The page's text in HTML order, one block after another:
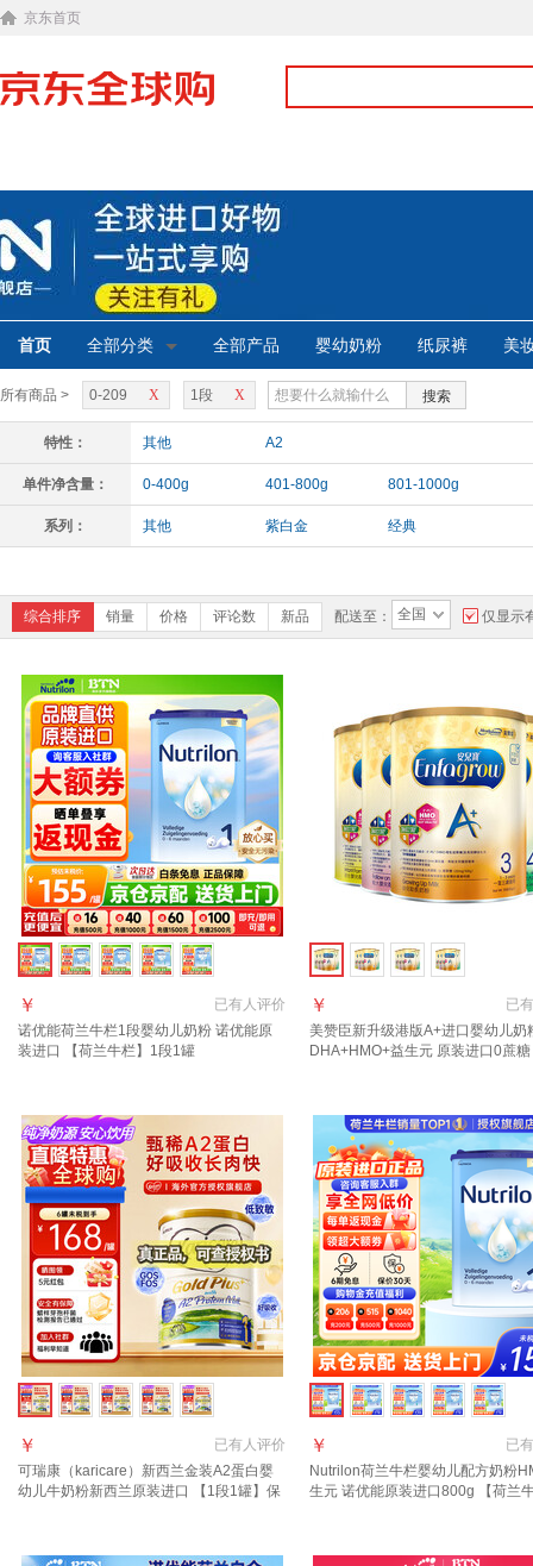
京东首页
首页 全部分类 全部产品 婴幼奶粉 纸尿裤 美
所有商品 > X
0-209 X
1段 搜索
特性： 其他 A2
单件净含量： 0-400g 401-800g 801-1000g
系列： 其他 紫白金 经典
综合排序 销量 价格 评论数 新品 配送至： 全国 仅显示
已有人评价
￥
诺优能荷兰牛栏1段婴幼儿奶粉 诺优能原
装进口 【荷兰牛栏】1段1罐
已有
￥
美赞臣新升级港版A+进口婴幼儿奶
DHA+HMO+益生元 原装进口0蔗
已有人评价
￥
可瑞康（karicare）新西兰金装A2蛋白婴
幼儿牛奶粉新西兰原装进口 【1段1罐】保
已有
￥
Nutrilon荷兰牛栏婴幼儿配方奶粉
生元 诺优能原装进口800g 【荷兰